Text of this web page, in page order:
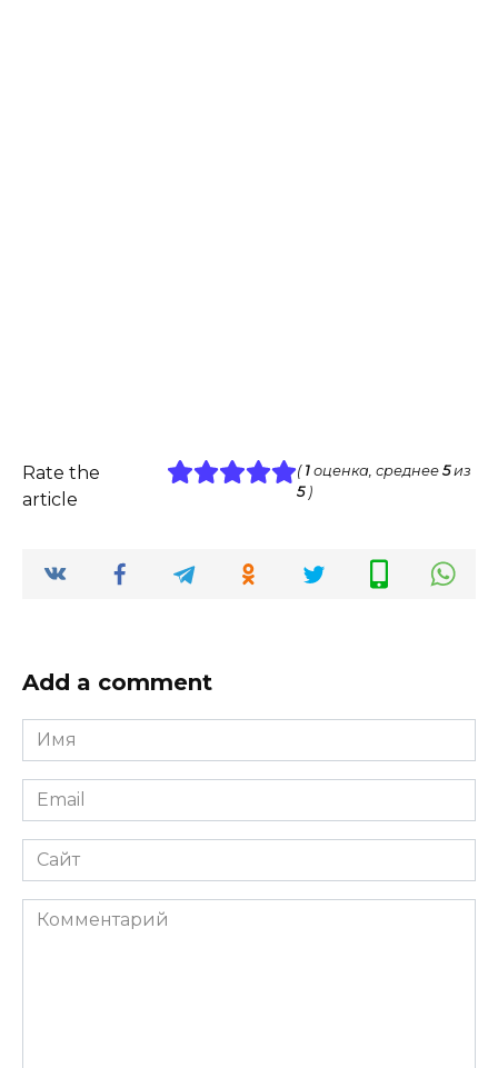
Rate the
article
( 1 оценка, среднее5из
5)
Add a comment
Имя
*
Email
*
Сайт
Комментарий